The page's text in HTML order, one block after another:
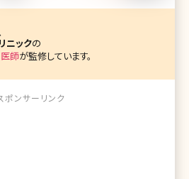
ニックの
医師が監修しています。
ポンサーリンク